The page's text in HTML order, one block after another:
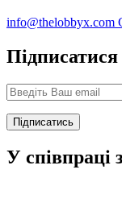
info@thelobbyx.com
У співпраці